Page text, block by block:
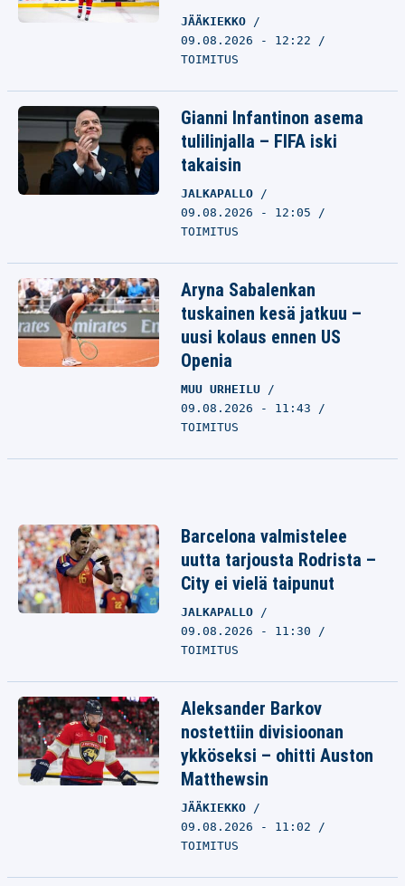
JÄÄKIEKKO
09.08.2026 - 12:22
TOIMITUS
Gianni Infantinon asema
tulilinjalla – FIFA iski
takaisin
JALKAPALLO
09.08.2026 - 12:05
TOIMITUS
Aryna Sabalenkan
tuskainen kesä jatkuu –
uusi kolaus ennen US
Openia
MUU URHEILU
09.08.2026 - 11:43
TOIMITUS
Barcelona valmistelee
uutta tarjousta Rodrista –
City ei vielä taipunut
JALKAPALLO
09.08.2026 - 11:30
TOIMITUS
Aleksander Barkov
nostettiin divisioonan
ykköseksi – ohitti Auston
Matthewsin
JÄÄKIEKKO
09.08.2026 - 11:02
TOIMITUS